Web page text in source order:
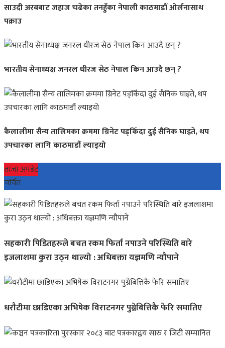
साउदी अरबबाट जहाज चढेका तनहुँका नेपाली काठमाडौं ओर्लनासाथ
पक्राउ
भारतीय सेनाध्यक्ष जनरल धीरज सेठ नेपाल किन आउदै छन् ?
कैलालीमा सैन्य तालिमका क्रममा ग्रिनेट पड्किँदा दुई सैनिक घाइते, थप
उपचारका लागि काठमाडौं ल्याइयो
ताजा अपडेट
चर्चित
सहकारी पिडितहरुले बचत रकम फिर्ता नपाउने परिस्थिति बारे
इजलाशमा कुरा उठ्न थाल्यो : अधिबक्ता यज्ञमणि न्यौपाने
धराैटीमा छाडिएका अभिषेक विराटनगर पुग्नेबित्तिकै फेरि समातिए